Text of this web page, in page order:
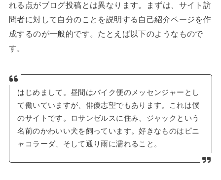
れる点がブログ投稿とは異なります。まずは、サイト訪
問者に対して自分のことを説明する自己紹介ページを作
成するのが一般的です。たとえば以下のようなもので
す。
はじめまして。昼間はバイク便のメッセンジャーとし
て働いていますが、俳優志望でもあります。これは僕
のサイトです。ロサンゼルスに住み、ジャックという
名前のかわいい犬を飼っています。好きなものはピニ
ャコラーダ、そして通り雨に濡れること。